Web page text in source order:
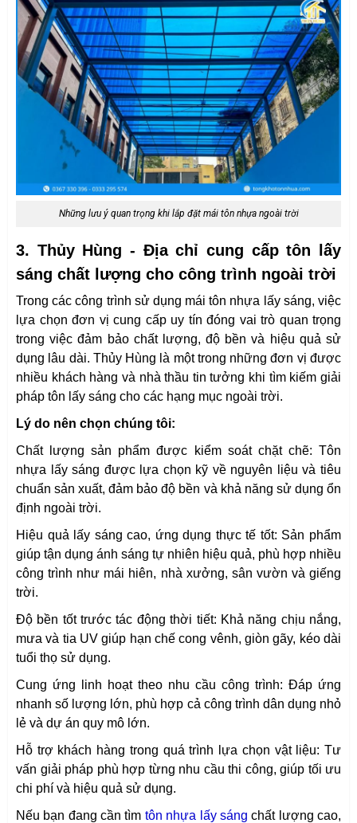
Những lưu ý quan trọng khi lắp đặt mái tôn nhựa ngoài trời
3. Thủy Hùng - Địa chỉ cung cấp tôn lấy
sáng chất lượng cho công trình ngoài trời
Trong các công trình sử dụng mái tôn nhựa lấy sáng, việc
lựa chọn đơn vị cung cấp uy tín đóng vai trò quan trọng
trong việc đảm bảo chất lượng, độ bền và hiệu quả sử
dụng lâu dài. Thủy Hùng là một trong những đơn vị được
nhiều khách hàng và nhà thầu tin tưởng khi tìm kiếm giải
pháp tôn lấy sáng cho các hạng mục ngoài trời.
Lý do nên chọn chúng tôi:
Chất lượng sản phẩm được kiểm soát chặt chẽ: Tôn
nhựa lấy sáng được lựa chọn kỹ về nguyên liệu và tiêu
chuẩn sản xuất, đảm bảo độ bền và khả năng sử dụng ổn
định ngoài trời.
Hiệu quả lấy sáng cao, ứng dụng thực tế tốt: Sản phẩm
giúp tận dụng ánh sáng tự nhiên hiệu quả, phù hợp nhiều
công trình như mái hiên, nhà xưởng, sân vườn và giếng
trời.
Độ bền tốt trước tác động thời tiết: Khả năng chịu nắng,
mưa và tia UV giúp hạn chế cong vênh, giòn gãy, kéo dài
tuổi thọ sử dụng.
Cung ứng linh hoạt theo nhu cầu công trình: Đáp ứng
nhanh số lượng lớn, phù hợp cả công trình dân dụng nhỏ
lẻ và dự án quy mô lớn.
Hỗ trợ khách hàng trong quá trình lựa chọn vật liệu: Tư
vấn giải pháp phù hợp từng nhu cầu thi công, giúp tối ưu
chi phí và hiệu quả sử dụng.
Nếu bạn đang cần tìm tôn nhựa lấy sáng chất lượng cao,